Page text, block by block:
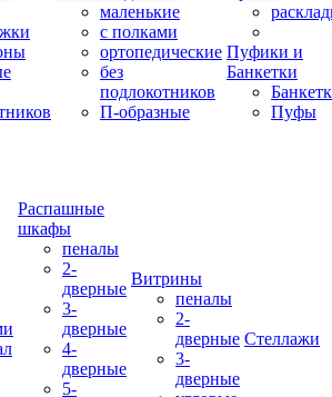
маленькие
с полками
ортопедические
без
подлокотников
П-образные
Пуфики и
Банкетки
Пуфы
Распашные
шкафы
пеналы
2-
дверные
3-
дверные
4-
дверные
5-
Витрины
пеналы
2-
дверные
3-
дверные
Стеллажи